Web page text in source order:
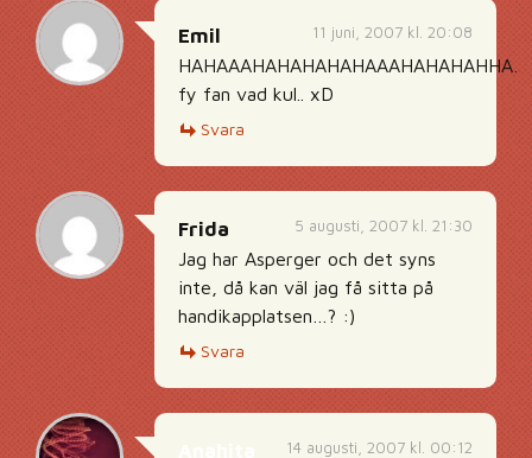
11 juni, 2007 kl. 20:08
Emil
HAHAAAHAHAHAHAHAAAHAHAHAHHA…
fy fan vad kul.. xD
Svara
5 augusti, 2007 kl. 21:30
Frida
Jag har Asperger och det syns
inte, då kan väl jag få sitta på
handikapplatsen…? :)
Svara
14 augusti, 2007 kl. 00:12